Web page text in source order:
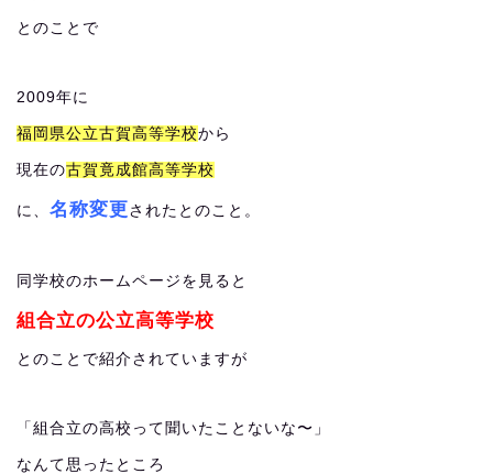
とのことで
2009年に
福岡県公立古賀高等学校から
現在の古賀竟成館高等学校
に、 名称変更されたとのこと。
同学校のホームページを見ると
組合立の公立高等学校
とのことで紹介されていますが
「組合立の高校って聞いたことないな〜」
なんて思ったところ